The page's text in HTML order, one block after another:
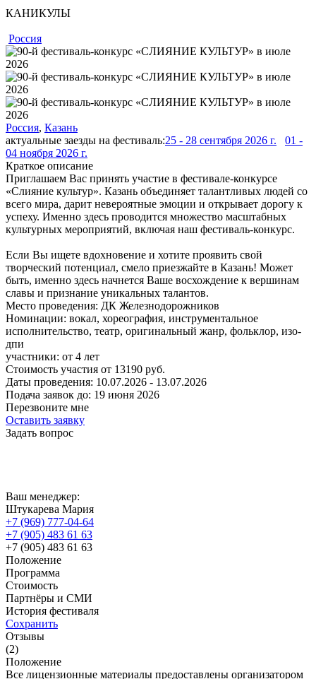
КАНИКУЛЫ
Россия
Россия, Казань
актуальные заезды на фестиваль:25 - 28 сентября 2026 г.
01 -
04 ноября 2026 г.
Краткое описание
Приглашаем Вас принять участие в фестивале-конкурсе
«Слияние культур». Казань объединяет талантливых людей со
всего мира, дарит невероятные эмоции и открывает дорогу к
успеху. Именно здесь проводится множество масштабных
культурных мероприятий, включая наш фестиваль-конкурс.
Если Вы ищете вдохновение и хотите проявить свой
творческий потенциал, смело приезжайте в Казань! Может
быть, именно здесь начнется Ваше восхождение к вершинам
славы и признание уникальных талантов.
Место проведения: ДК Железнодорожников
Номинации: вокал, хореография, инструментальное
исполнительство, театр, оригинальный жанр, фольклор, изо-
дпи
участники: от 4 лет
Стоимость участия от 13190 руб.
Даты проведения: 10.07.2026 - 13.07.2026
Подача заявок до: 19 июня 2026
Перезвоните мне
Оставить заявку
Задать вопрос
Ваш менеджер:
Штукарева Мария
+7 (969) 777-04-64
+7 (905) 483 61 63
+7 (905) 483 61 63
Положение
Программа
Стоимость
Партнёры и СМИ
История фестиваля
Сохранить
Отзывы
(2)
Положение
Все лицензионные материалы предоставлены организатором